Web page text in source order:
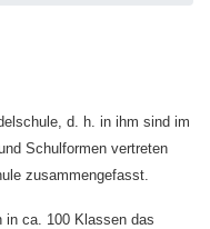
d. h. in ihm sind im
Schulformen vertreten
zusammengefasst.
in ca. 100 Klassen das